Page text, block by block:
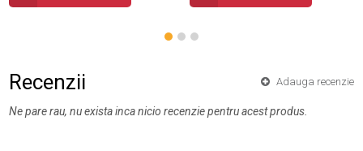
Recenzii Adauga recenzie
Ne pare rau, nu exista inca nicio recenzie pentru acest produs.